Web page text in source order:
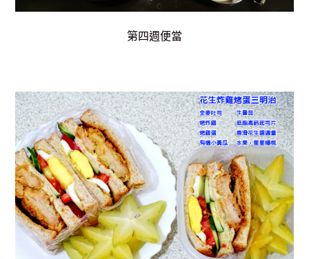
第四週便當